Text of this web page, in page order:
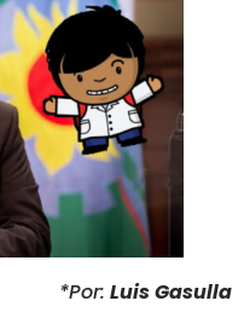
*Por: Luis Gasulla